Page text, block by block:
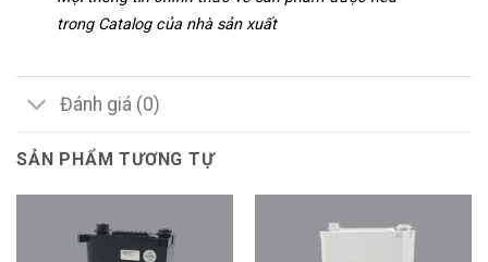
trong Catalog của nhà sản xuất
Đánh giá (0)
SẢN PHẨM TƯƠNG TỰ